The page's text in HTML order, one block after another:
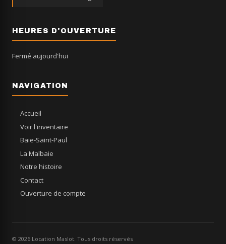
HEURES D'OUVERTURE
Fermé aujourd'hui
NAVIGATION
Accueil
Voir l'inventaire
Baie-Saint-Paul
La Malbaie
Notre histoire
Contact
Ouverture de compte
© 2026 Location Maslot. Tous droits réservés